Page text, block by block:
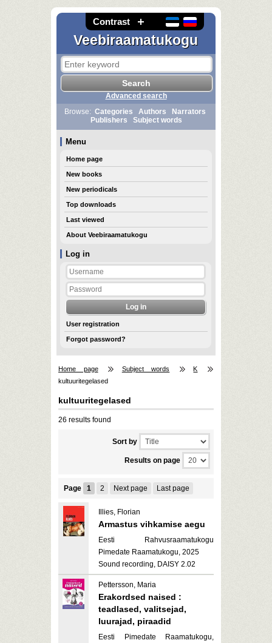
Contrast
Veebiraamatukogu
Log in
User registration
Forgot password?
Advanced search
Browse: Categories Authors
Narrators
Publishers
Subject words
Menu
Home page
New books
New periodicals
Top downloads
Last viewed
About Veebiraamatukogu
Home page Subject words
K
kultuuritegelased
kultuuritegelased
26 results found
Sort by
Results on page
Page 1 2 Next page Last page
Illies, Florian
Armastus vihkamise aegu
Eesti Rahvusraamatukogu
Pimedate Raamatukogu, 2025
Sound recording, DAISY 2.02
Pettersson, Maria
Erakordsed naised :
teadlased, valitsejad,
luurajad, piraadid
Eesti Pimedate Raamatukogu,